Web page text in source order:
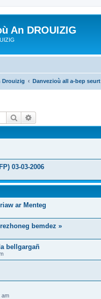
An DROUIZIG
Drouizig Danvezioù all a-bep seurt
Rechercher
03-03-2006
ar Menteg
bemdez »
bellgargañ
am